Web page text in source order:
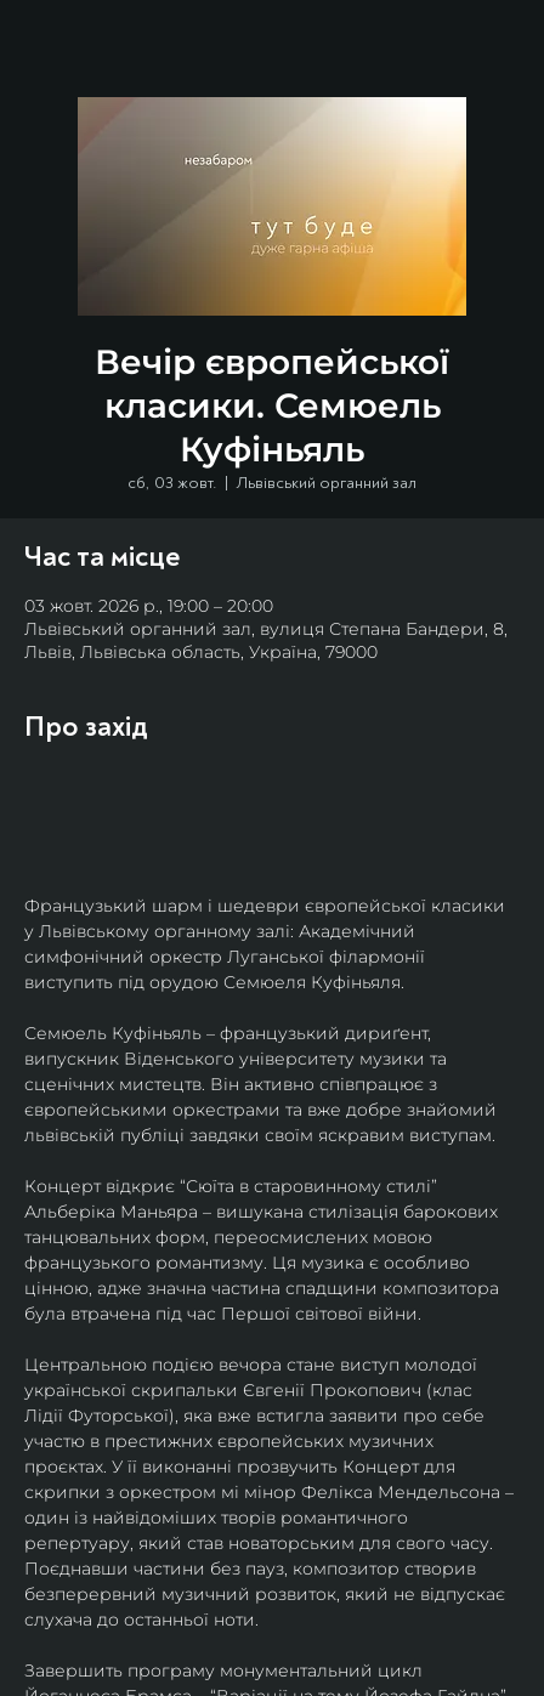
Вечір європейської
класики. Семюель
Куфіньяль
сб, 03 жовт.
  |
Львівський органний зал
Час та місце
03 жовт. 2026 р., 19:00 – 20:00
Львівський органний зал, вулиця Степана Бандери, 8,
Львів, Львівська область, Україна, 79000
Про захід
Французький шарм і шедеври європейської класики
у Львівському органному залі: Академічний
симфонічний оркестр Луганської філармонії
виступить під орудою Семюеля Куфіньяля.
Семюель Куфіньяль – французький дириґент,
випускник Віденського університету музики та
сценічних мистецтв. Він активно співпрацює з
європейськими оркестрами та вже добре знайомий
львівській публіці завдяки своїм яскравим виступам.
Концерт відкриє “Сюїта в старовинному стилі”
Альберіка Маньяра – вишукана стилізація барокових
танцювальних форм, переосмислених мовою
французького романтизму. Ця музика є особливо
цінною, адже значна частина спадщини композитора
була втрачена під час Першої світової війни.
Центральною подією вечора стане виступ молодої
української скрипальки Євгенії Прокопович (клас
Лідії Футорської), яка вже встигла заявити про себе
участю в престижних європейських музичних
проєктах. У її виконанні прозвучить Концерт для
скрипки з оркестром мі мінор Фелікса Мендельсона –
один із найвідоміших творів романтичного
репертуару, який став новаторським для свого часу.
Поєднавши частини без пауз, композитор створив
безперервний музичний розвиток, який не відпускає
слухача до останньої ноти.
Завершить програму монументальний цикл